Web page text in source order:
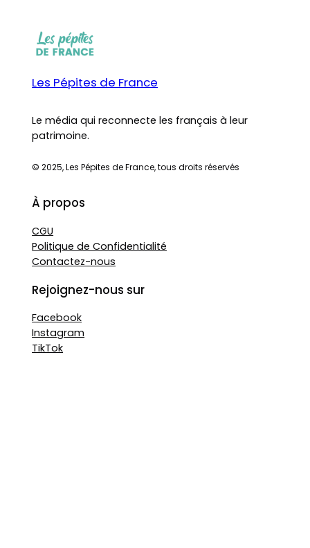
Les Pépites de France
Le média qui reconnecte les français à leur
patrimoine.
© 2025, Les Pépites de France, tous droits réservés
À propos
CGU
Politique de Confidentialité
Contactez-nous
Rejoignez-nous sur
Facebook
Instagram
TikTok